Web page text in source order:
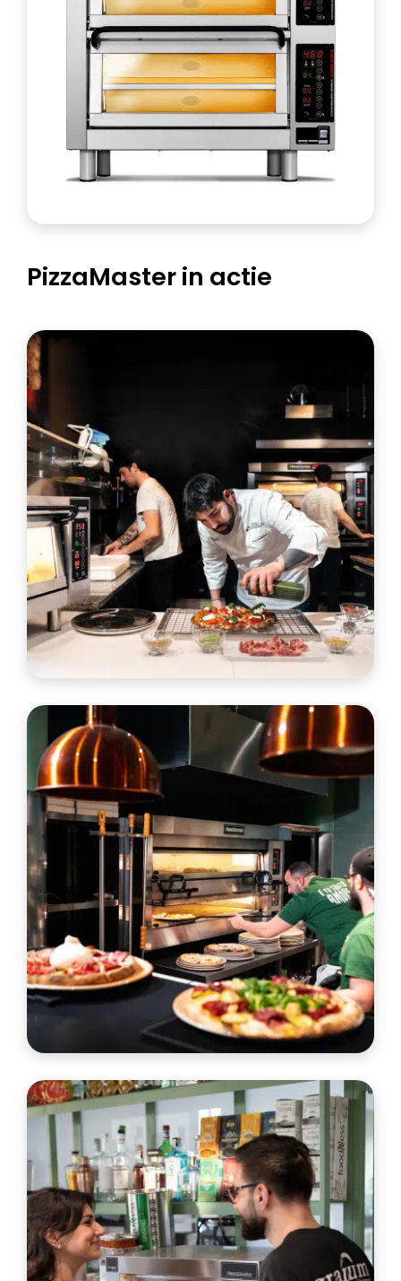
PizzaMaster in actie